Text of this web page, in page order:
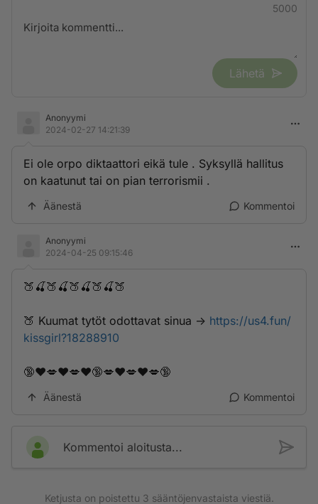
5000
Lähetä
Anonyymi
2024-02-27 14:21:39
Ei ole orpo diktaattori eikä tule . Syksyllä hallitus
on kaatunut tai on pian terrorismii .
Äänestä Kommentoi
Anonyymi
2024-04-25 09:15:46
🍑🍒🍑🍒🍑🍒🍑🍒🍑
🍑 K­­­u­­­u­­­m­­a­­­t­­­ ­­­t­­y­­­t­ö­t­ ­o­d­­o­t­­­t­­a­­v­­­­­a­­t­­­ ­­­s­­i­­n­­u­­­a­ -> https://us4.fun/
kissgirl?18288910
🔞❤️💋❤️💋❤️🔞💋❤️💋❤️💋🔞
Äänestä Kommentoi
Kommentoi aloitusta...
Ketjusta on poistettu 3 sääntöjenvastaista viestiä.